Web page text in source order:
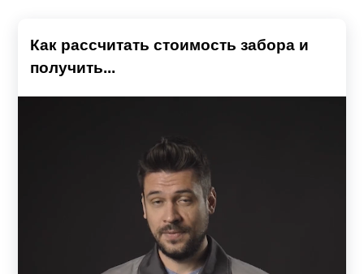
Как рассчитать стоимость забора и
получить...